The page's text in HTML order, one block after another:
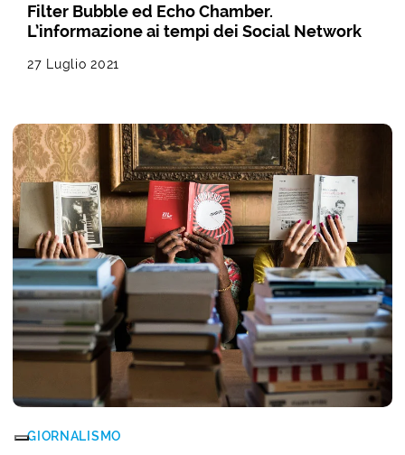
Filter Bubble ed Echo Chamber.
L’informazione ai tempi dei Social Network
27 Luglio 2021
GIORNALISMO